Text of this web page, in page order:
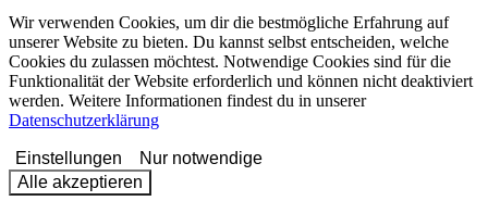
Wir verwenden Cookies, um dir die bestmögliche Erfahrung auf
unserer Website zu bieten. Du kannst selbst entscheiden, welche
Cookies du zulassen möchtest. Notwendige Cookies sind für die
Funktionalität der Website erforderlich und können nicht deaktiviert
werden. Weitere Informationen findest du in unserer
Datenschutzerklärung
Einstellungen
Nur notwendige
Alle akzeptieren